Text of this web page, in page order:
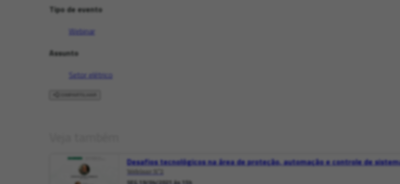
Tipo de evento
Webinar
Assunto
Setor elétrico
Desafios tecnológicos na área de proteção, automação e controle de
Webinar N°2